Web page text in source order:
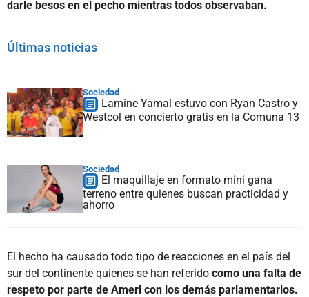
darle besos en el pecho mientras todos observaban.
Últimas noticias
Sociedad
Lamine Yamal estuvo con Ryan Castro y
Westcol en concierto gratis en la Comuna 13
Sociedad
El maquillaje en formato mini gana
terreno entre quienes buscan practicidad y
ahorro
El hecho ha causado todo tipo de reacciones en el país del
sur del continente quienes se han referido como una falta de
respeto por parte de Ameri con los demás parlamentarios.